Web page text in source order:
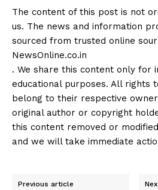
The content of this post is not
us. The news and information
sourced from trusted online
NewsOnline.co.in
. We share this content only for
educational purposes. All rights
belong to their respective
original author or copyright
this content removed or
and we will take immediate
Previous article